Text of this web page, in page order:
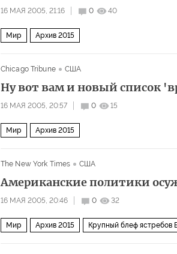
16 МАЯ 2005, 21:16 0 40
Мир Архив 2015
Chicago Tribune США
Ну вот вам и новый список
16 МАЯ 2005, 20:57 0 15
Мир Архив 2015
The New York Times США
Американские политики
16 МАЯ 2005, 20:46 0 32
Мир Архив 2015 Крупный блеф ястребов